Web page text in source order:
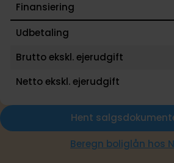
Finansiering
Udbetaling
Brutto ekskl. ejerudgift
Netto ekskl. ejerudgift
Hent
Beregn boliglån hos